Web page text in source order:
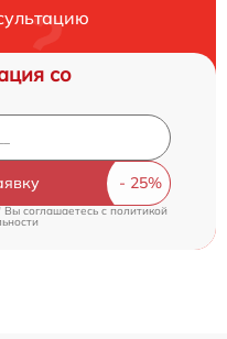
со
Вы соглашаетесь c политикой